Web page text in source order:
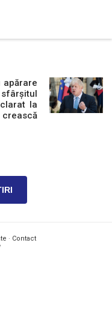
apărare
sfârșitul
la
crească
· Contact